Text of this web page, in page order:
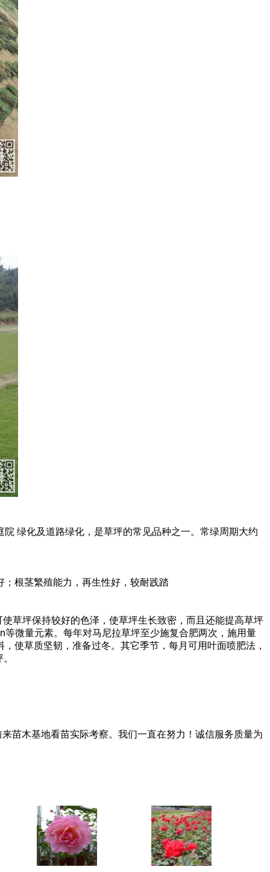
绿化及道路绿化，是草坪的常见品种之一。常绿周期大约
根茎繁殖能力，再生性好，较耐践踏
坪保持较好的色泽，使草坪生长致密，而且还能提高草坪
微量元素。每年对马尼拉草坪至少施复合肥两次，施用量
使草质坚韧，准备过冬。其它季节，每月可用叶面喷肥法，
木基地看苗实际考察。我们一直在努力！诚信服务质量为